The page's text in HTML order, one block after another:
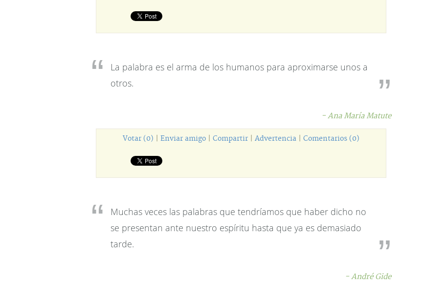
La palabra es el arma de los humanos para aproximarse unos a
otros.
- Ana María Matute
Votar (0) Enviar amigo Compartir Advertencia Comentarios (0)
Muchas veces las palabras que tendríamos que haber dicho no
se presentan ante nuestro espíritu hasta que ya es demasiado
tarde.
- André Gide